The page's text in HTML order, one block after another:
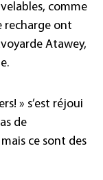
comme
recharge ont
Atawey,
» s’est réjoui
de
ce sont des